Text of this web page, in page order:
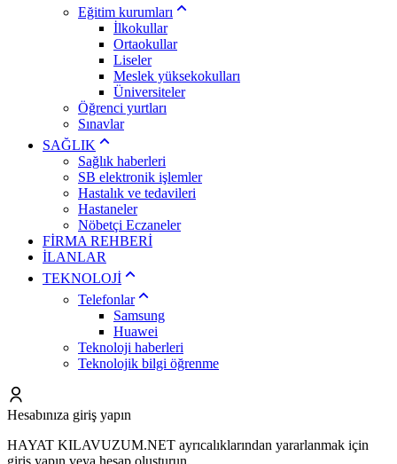
Eğitim kurumları
İlkokullar
Ortaokullar
Liseler
Meslek yüksekokulları
Üniversiteler
Öğrenci yurtları
Sınavlar
SAĞLIK
Sağlık haberleri
SB elektronik işlemler
Hastalık ve tedavileri
Hastaneler
Nöbetçi Eczaneler
FİRMA REHBERİ
İLANLAR
TEKNOLOJİ
Telefonlar
Samsung
Huawei
Teknoloji haberleri
Teknolojik bilgi öğrenme
Hesabınıza giriş yapın
HAYAT KILAVUZUM.NET ayrıcalıklarından yararlanmak için
giriş yapın veya hesap oluşturun.